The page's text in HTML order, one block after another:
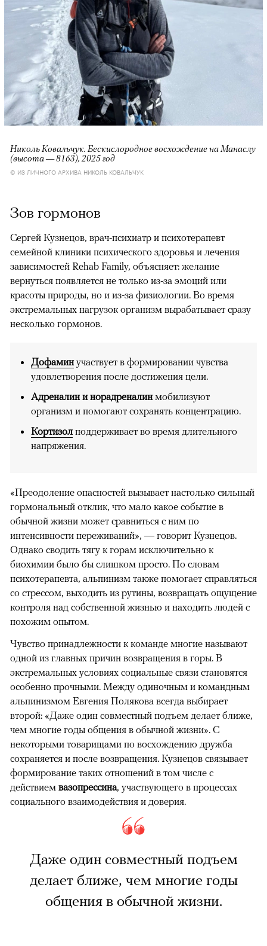
Николь Ковальчук. Бескислородное восхождение на Манаслу
(высота — 8163), 2025 год
© ИЗ ЛИЧНОГО АРХИВА НИКОЛЬ КОВАЛЬЧУК
Зов гормонов
Сергей Кузнецов, врач-психиатр и психотерапевт
семейной клиники психического здоровья и лечения
зависимостей Rehab Family, объясняет: желание
вернуться появляется не только из-за эмоций или
красоты природы, но и из-за физиологии. Во время
экстремальных нагрузок организм вырабатывает сразу
несколько гормонов.
Дофаминучаствует в формировании чувства
удовлетворения после достижения цели.
Адреналин и норадреналинмобилизуют
организм и помогают сохранять концентрацию.
Кортизол поддерживает во время длительного
напряжения.
«Преодоление опасностей вызывает настолько сильный
гормональный отклик, что мало какое событие в
обычной жизни может сравниться с ним по
интенсивности переживаний», — говорит Кузнецов.
Однако сводить тягу к горам исключительно к
биохимии было бы слишком просто. По словам
психотерапевта, альпинизм также помогает справляться
со стрессом, выходить из рутины, возвращать ощущение
контроля над собственной жизнью и находить людей с
похожим опытом.
Чувство принадлежности к команде многие называют
одной из главных причин возвращения в горы. В
экстремальных условиях социальные связи становятся
особенно прочными. Между одиночным и командным
альпинизмом Евгения Полякова всегда выбирает
второй: «Даже один совместный подъем делает ближе,
чем многие годы общения в обычной жизни». С
некоторыми товарищами по восхождению дружба
сохраняется и после возвращения. Кузнецов связывает
формирование таких отношений в том числе с
действием вазопрессина, участвующего в процессах
социального взаимодействия и доверия.
Даже один совместный подъем
делает ближе, чем многие годы
общения в обычной жизни.